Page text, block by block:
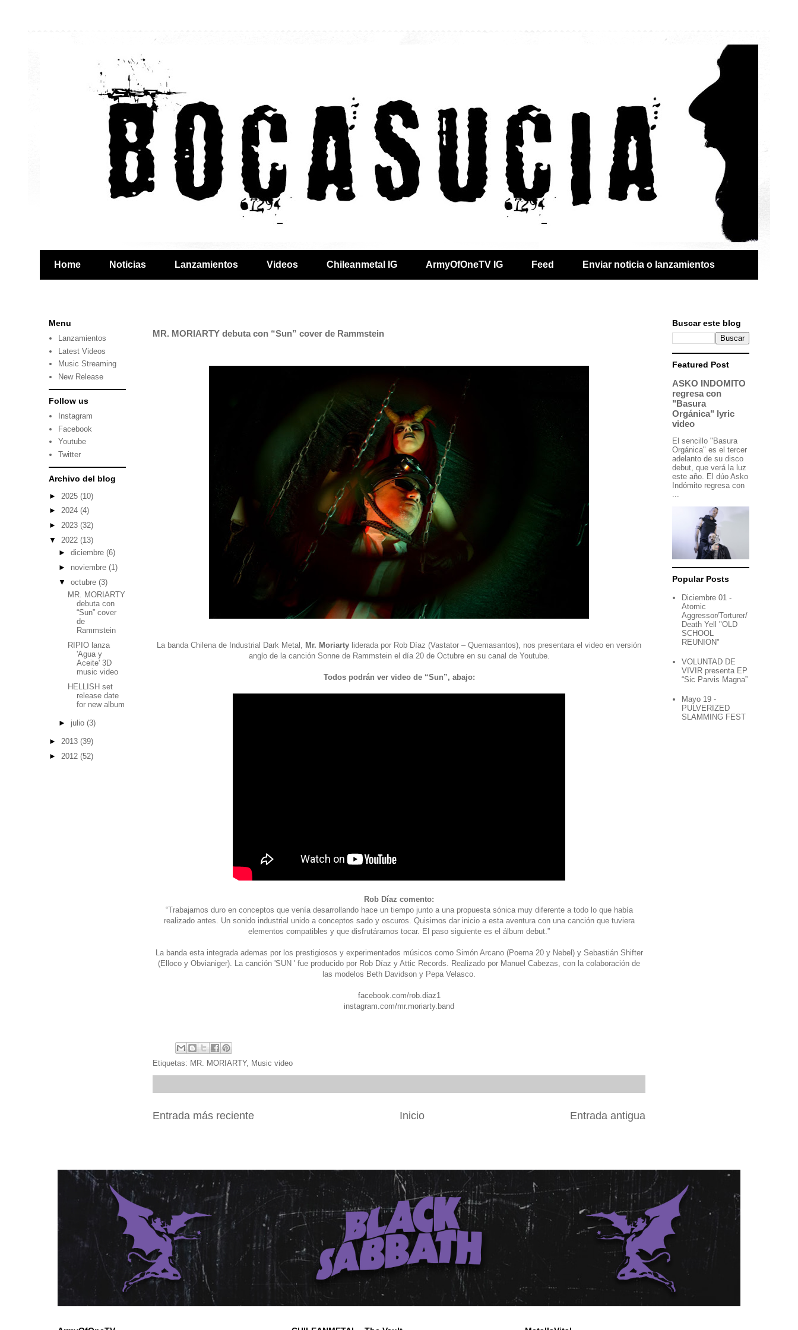
Home Noticias Lanzamientos Videos Chileanmetal IG ArmyOfOneTV IG Feed Enviar noticia o lanzamientos
MR. MORIARTY debuta con “Sun” cover de Rammstein
La banda Chilena de Industrial Dark Metal, Mr. Moriarty liderada por Rob Díaz (Vastator – Quemasantos), nos presentara el video en versión
anglo de la canción Sonne de Rammstein el día 20 de Octubre en su canal de Youtube.
Todos podrán ver video de “Sun”, abajo:
Rob Díaz comento:
“Trabajamos duro en conceptos que venía desarrollando hace un tiempo junto a una propuesta sónica muy diferente a todo lo que había
realizado antes. Un sonido industrial unido a conceptos sado y oscuros. Quisimos dar inicio a esta aventura con una canción que tuviera
elementos compatibles y que disfrutáramos tocar. El paso siguiente es el álbum debut.”
La banda esta integrada ademas por los prestigiosos y experimentados músicos como Simón Arcano (Poema 20 y Nebel) y Sebastián Shifter
(Elloco y Obvianiger). La canción 'SUN ' fue producido por Rob Díaz y Attic Records. Realizado por Manuel Cabezas, con la colaboración de
las modelos Beth Davidson y Pepa Velasco.
facebook.com/rob.diaz1
instagram.com/mr.moriarty.band
Etiquetas: MR. MORIARTY, Music video
Entrada más reciente Entrada antigua
Inicio
Menu
Lanzamientos
Latest Videos
Music Streaming
New Release
Follow us
Instagram
Facebook
Youtube
Twitter
Archivo del blog
► 2025 (10)
► 2024 (4)
► 2023 (32)
▼ 2022 (13)
► diciembre (6)
► noviembre (1)
▼ octubre (3)
MR. MORIARTY
debuta con
“Sun” cover
de
Rammstein
RIPIO lanza
'Agua y
Aceite' 3D
music video
HELLISH set
release date
for new album
► julio (3)
► 2013 (39)
► 2012 (52)
Buscar este blog
Featured Post
ASKO INDOMITO
regresa con
"Basura
Orgánica" lyric
video
El sencillo "Basura
Orgánica" es el tercer
adelanto de su disco
debut, que verá la luz
este año. El dúo Asko
Indómito regresa con
...
Popular Posts
Diciembre 01 -
Atomic
Aggressor/Torturer/
Death Yell "OLD
SCHOOL
REUNION"
VOLUNTAD DE
VIVIR presenta EP
“Sic Parvis Magna”
Mayo 19 -
PULVERIZED
SLAMMING FEST